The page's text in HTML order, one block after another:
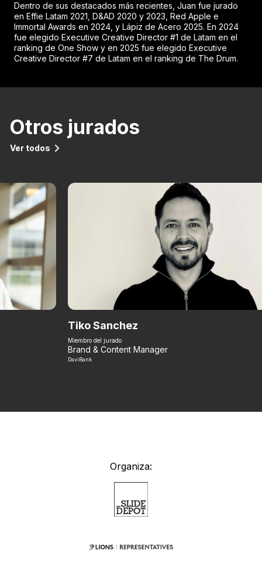
Dentro de sus destacados más recientes, Juan fue jurado
en Effie Latam 2021, D&AD 2020 y 2023, Red Apple e
Immortal Awards en 2024, y Lápiz de Acero 2025. En 2024
fue elegido Executive Creative Director #1 de Latam en el
ranking de One Show y en 2025 fue elegido Executive
Creative Director #7 de Latam en el ranking de The Drum.
Otros jurados
Ver todos
Tiko Sanchez
Miembro del jurado
Brand & Content Manager
DaviBank
Organiza: